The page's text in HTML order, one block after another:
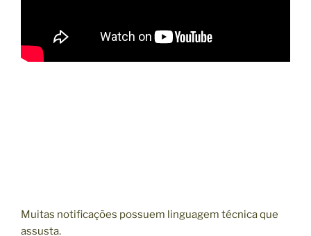
Muitas notificações possuem linguagem técnica que
assusta.